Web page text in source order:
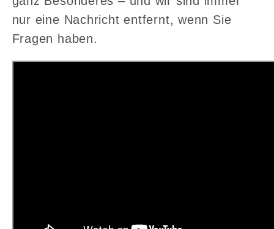
nur eine Nachricht entfernt, wenn Sie
Fragen haben.